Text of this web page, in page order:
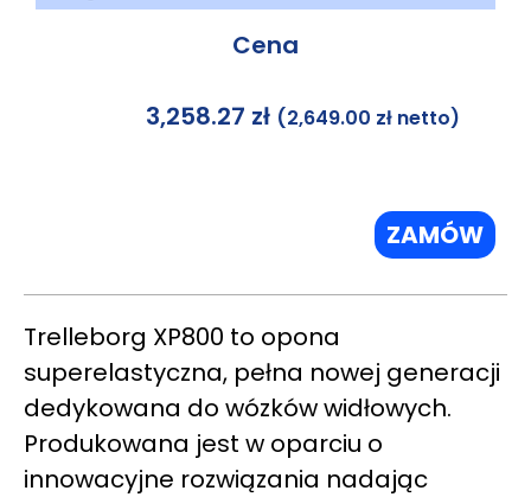
Cena
3,258.27 zł (2,649.00 zł netto)
ZAMÓW
Trelleborg XP800 to opona
superelastyczna, pełna nowej generacji
dedykowana do wózków widłowych.
Produkowana jest w oparciu o
innowacyjne rozwiązania nadając